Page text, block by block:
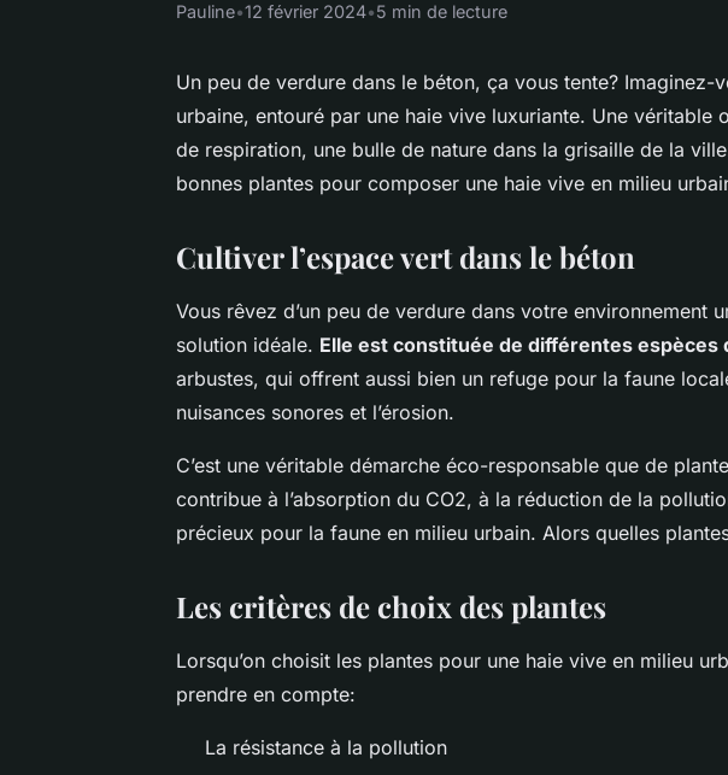
Pauline•12 février 2024•5 min de lecture
Un peu de verdure dans le béton, ça vous tente?
urbaine, entouré par une haie vive luxuriante. Une véritable
de respiration, une bulle de nature dans la grisaille de la
bonnes plantes pour composer une haie vive en milieu
Cultiver l’espace vert dans le béton
Vous rêvez d’un peu de verdure dans votre environnement
solution idéale. Elle est constituée de différentes espèces
arbustes, qui offrent aussi bien un refuge pour la faune
nuisances sonores et l’érosion.
C’est une véritable démarche éco-responsable que de
contribue à l’absorption du CO2, à la réduction de la
précieux pour la faune en milieu urbain. Alors quelles
Les critères de choix des plantes
Lorsqu’on choisit les plantes pour une haie vive en milieu
prendre en compte:
La résistance à la pollution